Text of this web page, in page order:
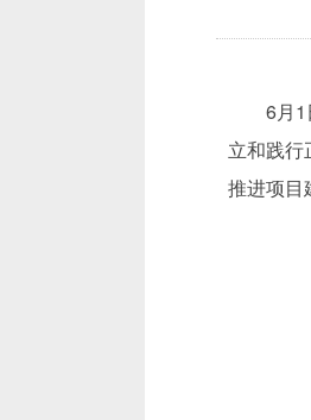
6月
立和践行
推进项目